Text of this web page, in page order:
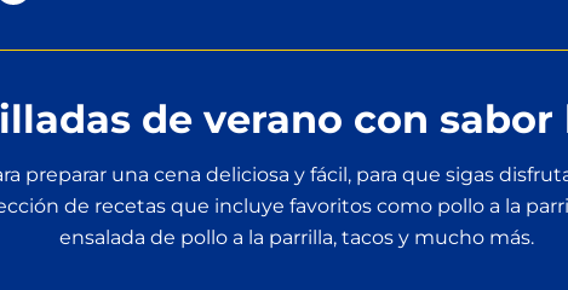
de verano con
preparar una cena deliciosa y fácil, para que sigas
de recetas que incluye favoritos como pollo a la
ensalada de pollo a la parrilla, tacos y mucho más.